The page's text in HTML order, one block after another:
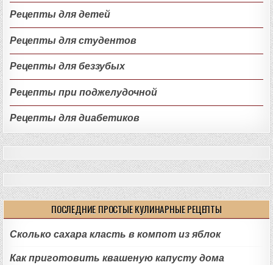
Рецепты для детей
Рецепты для студентов
Рецепты для беззубых
Рецепты при поджелудочной
Рецепты для диабетиков
ПОСЛЕДНИЕ ПРОСТЫЕ КУЛИНАРНЫЕ РЕЦЕПТЫ
Сколько сахара класть в компот из яблок
Как приготовить квашеную капусту дома